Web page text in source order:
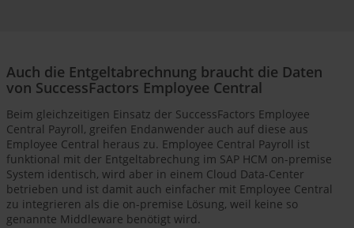
Auch die Entgeltabrechnung braucht die Daten
von SuccessFactors Employee Central
Beim gleichzeitigen Einsatz der SuccessFactors Employee
Central Payroll, greifen Endanwender auch auf diese aus
Employee Central heraus zu. Employee Central Payroll ist
funktional mit der Entgeltabrechung im SAP HCM on-premise
System identisch, wird aber in einem Cloud Data-Center
betrieben und ist damit auch einfacher mit Employee Central
zu integrieren als die on-premise Lösung, weil keine so
genannte Middleware benötigt wird.